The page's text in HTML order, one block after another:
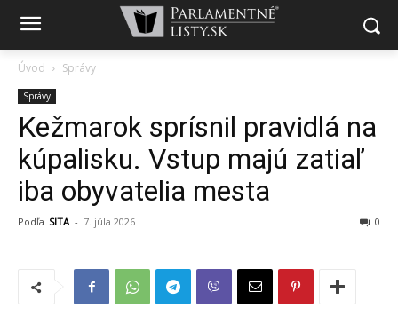
Úvod Správy
Správy
Kežmarok sprísnil pravidlá na
kúpalisku. Vstup majú zatiaľ
iba obyvatelia mesta
Podľa SITA - 7. júla 2026 0